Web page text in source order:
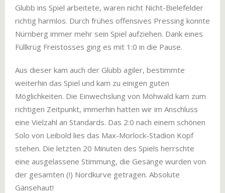
Glubb ins Spiel arbeitete, waren nicht Nicht-Bielefelder
richtig harmlos. Durch frühes offensives Pressing konnte
Nürnberg immer mehr sein Spiel aufziehen. Dank eines
Füllkrüg Freistosses ging es mit 1:0 in die Pause.
Aus dieser kam auch der Glubb agiler, bestimmte
weiterhin das Spiel und kam zu einigen guten
Möglichkeiten. Die Einwechslung von Möhwald kam zum
richtigen Zeitpunkt, immerhin hatten wir im Anschluss
eine Vielzahl an Standards. Das 2:0 nach einem schönen
Solo von Leibold lies das Max-Morlock-Stadion Kopf
stehen. Die letzten 20 Minuten des Spiels herrschte
eine ausgelassene Stimmung, die Gesänge wurden von
der gesamten (!) Nordkurve getragen. Absolute
Gänsehaut!